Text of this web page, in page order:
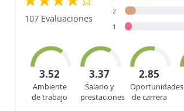
107 Evaluaciones
2
1
3.52
Ambiente
de trabajo
3.37
Salario y
prestaciones
2.85
Oportunidades
de carrera